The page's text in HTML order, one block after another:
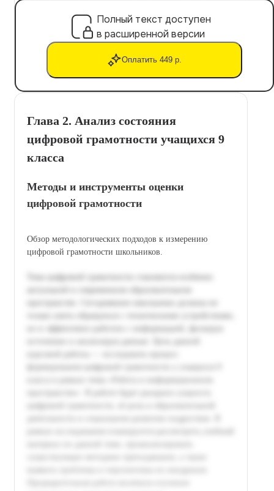
Полный текст доступен
в расширенной версии
Оплатить 449 р.
Глава 2. Анализ состояния
цифровой грамотности учащихся 9
класса
Методы и инструменты оценки
цифровой грамотности
Обзор методологических подходов к измерению
цифровой грамотности школьников.